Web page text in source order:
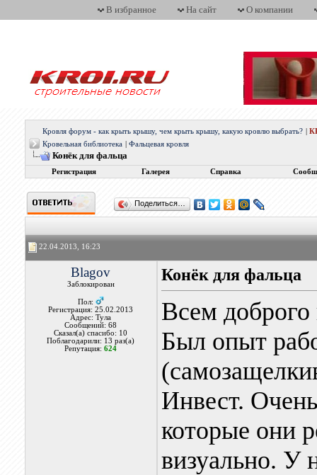
В избранное На сайт О компании
Кровля форум - как крыть крышу, чем крыть крышу, какую кровлю выбрать?
Кровельная библиотека
Фальцевая кровля
Конёк для фальца
Регистрация Галерея Справка
Поделиться…
22.04.2013, 16:23
Blagov
Заблокирован
Пол:
Регистрация: 25.02.2013
Адрес: Тула
Сообщений: 68
Сказал(а) спасибо: 10
Поблагодарили: 13 раз(а)
Репутация:624
Конёк для фальца
Всем
Был опыт
Инвест.
которые они
визуально. У